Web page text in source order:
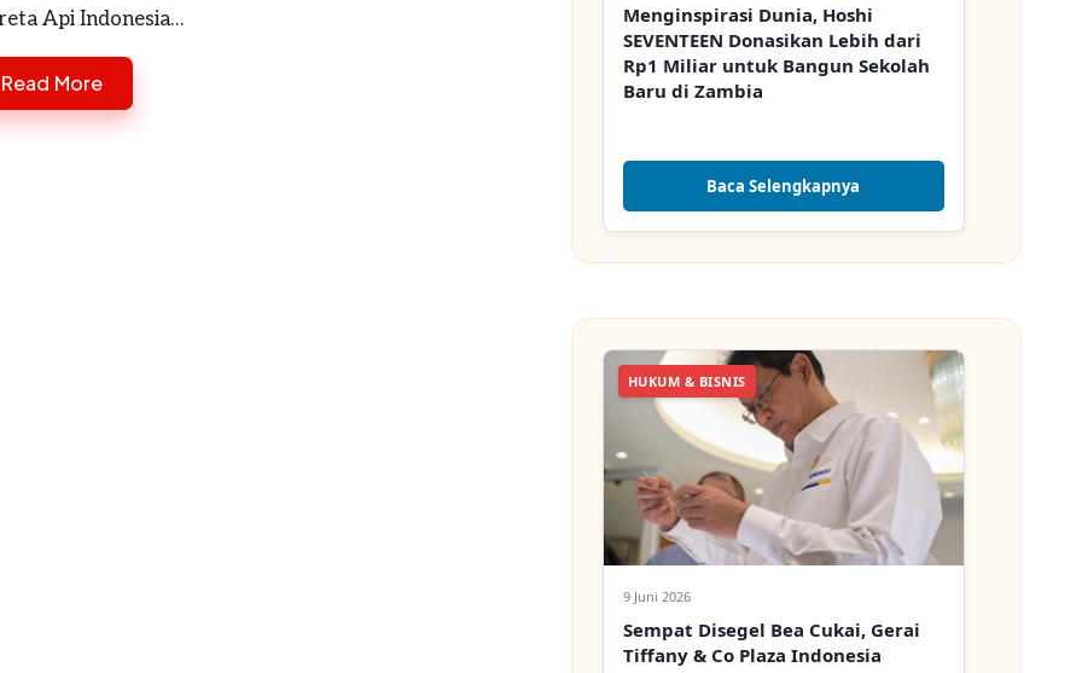
Api Indonesia…
Read More
Menginspirasi Dunia, Hoshi
SEVENTEEN Donasikan Lebih dari
Rp1 Miliar untuk Bangun Sekolah
Baru di Zambia
Baca Selengkapnya
HUKUM & BISNIS
9 Juni 2026
Sempat Disegel Bea Cukai, Gerai
Tiffany & Co Plaza Indonesia